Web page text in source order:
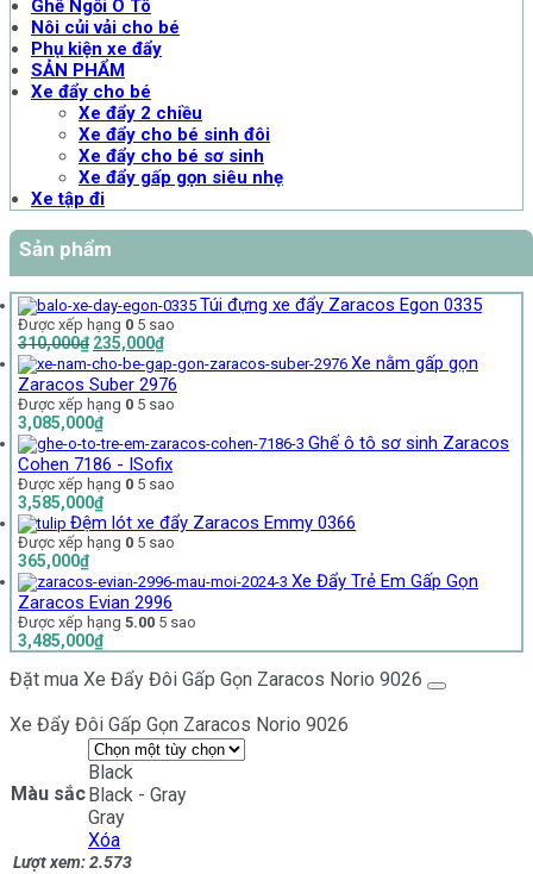
Ghế Ngồi Ô Tô
Nôi củi vải cho bé
Phụ kiện xe đẩy
SẢN PHẨM
Xe đẩy cho bé
Xe đẩy 2 chiều
Xe đẩy cho bé sinh đôi
Xe đẩy cho bé sơ sinh
Xe đẩy gấp gọn siêu nhẹ
Xe tập đi
Sản phẩm
Túi đựng xe đẩy Zaracos Egon 0335
Được xếp hạng 0 5 sao
310,000₫ Giá
gốc
là:
310,000₫.
235,000₫Giá
hiện
tại
là:
235,000₫.
Xe nằm gấp gọn
Zaracos Suber 2976
Được xếp hạng 0 5 sao
3,085,000₫
Ghế ô tô sơ sinh Zaracos
Cohen 7186 - ISofix
Được xếp hạng 0 5 sao
3,585,000₫
Đệm lót xe đẩy Zaracos Emmy 0366
Được xếp hạng 0 5 sao
365,000₫
Xe Đẩy Trẻ Em Gấp Gọn
Zaracos Evian 2996
Được xếp hạng 5.00 5 sao
3,485,000₫
Đặt mua Xe Đẩy Đôi Gấp Gọn Zaracos Norio 9026
Xe Đẩy Đôi Gấp Gọn Zaracos Norio 9026
Màu sắc
Black
Black - Gray
Gray
Xóa
Lượt xem:2.573